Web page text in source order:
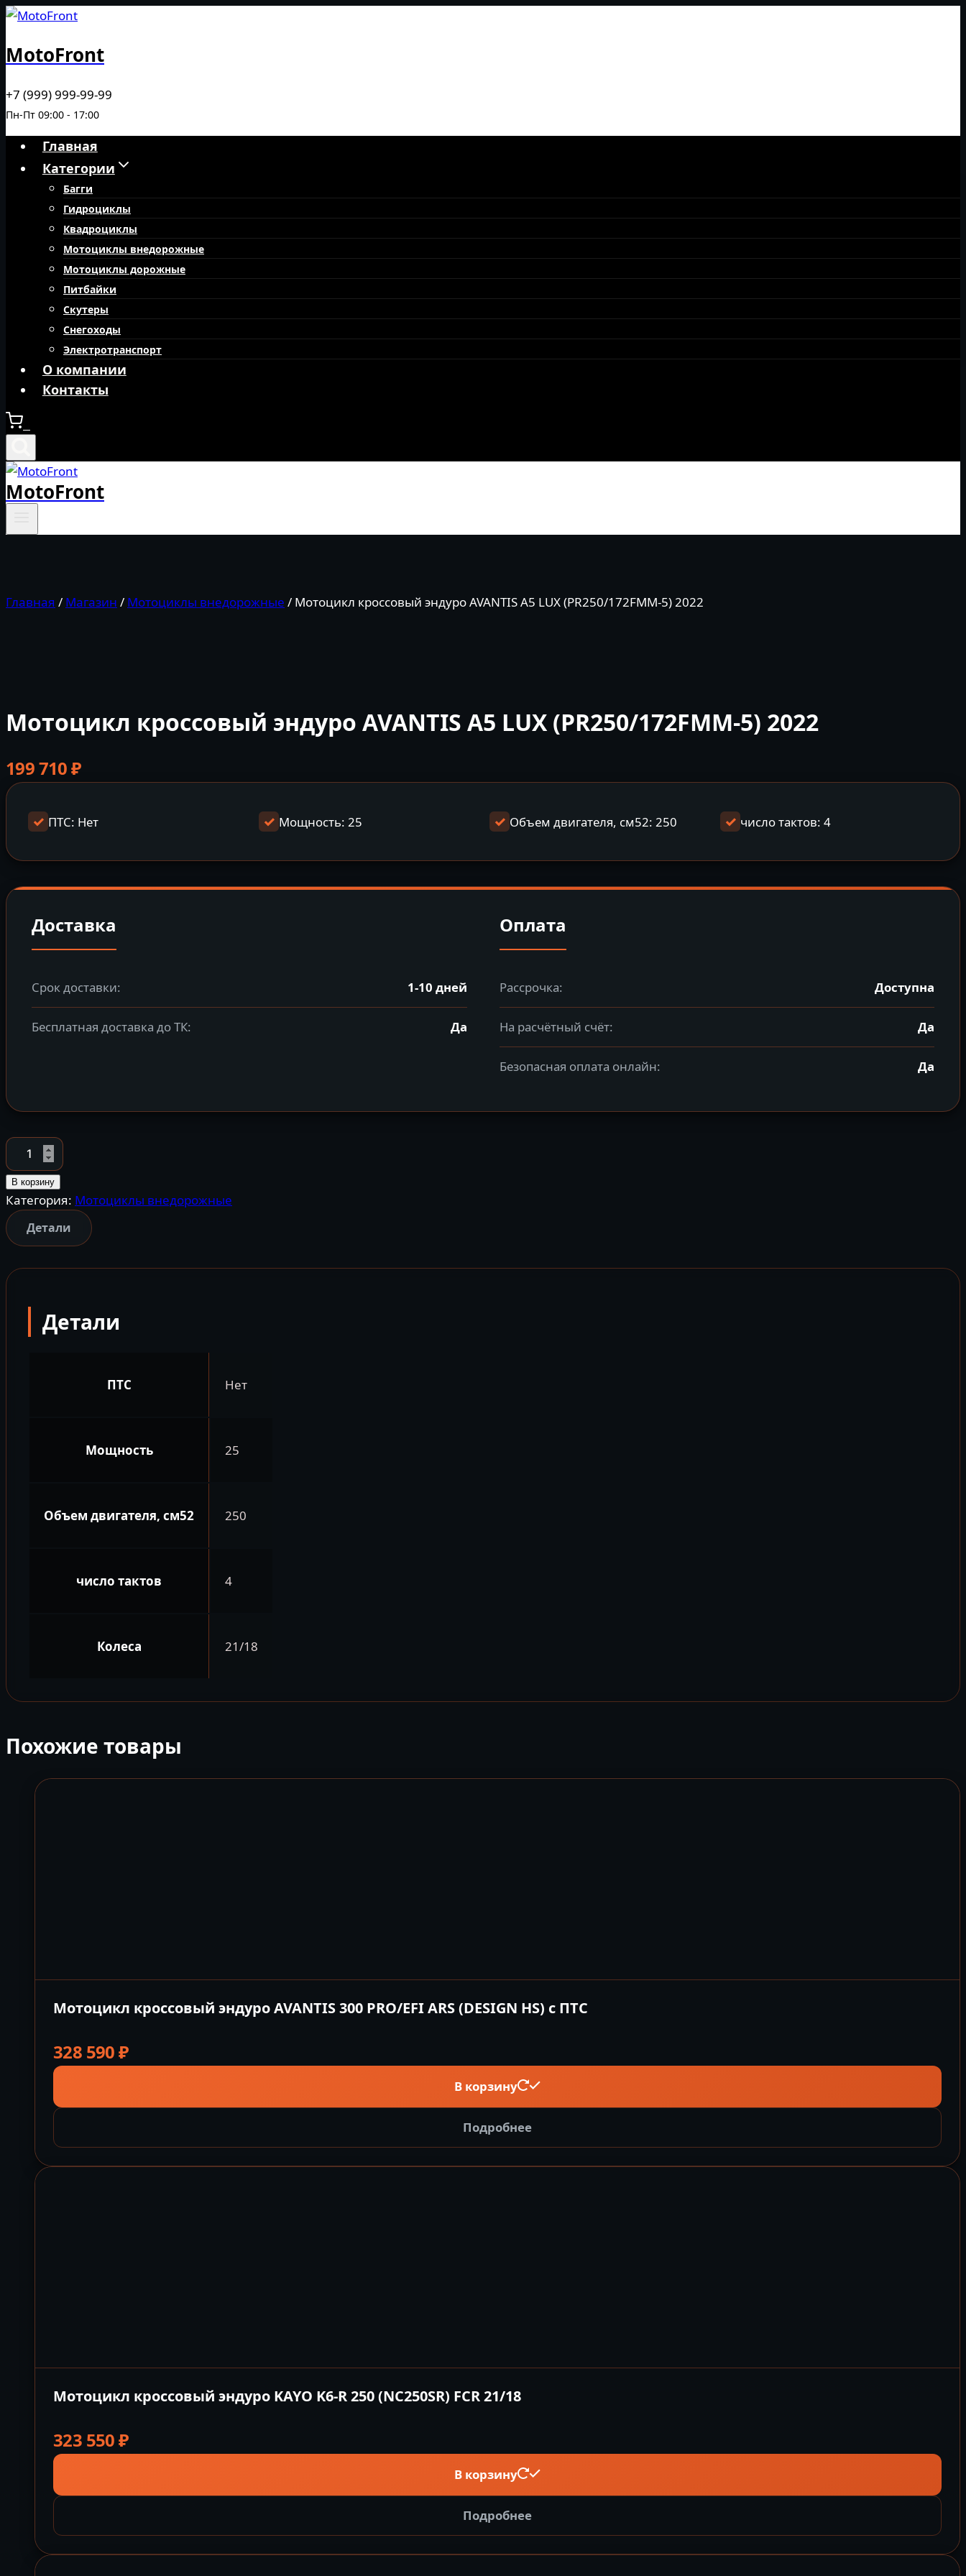
Перейти
содержимому
MotoFront
+7 (999) 999-99-99
Пн-Пт 09:00 - 17:00
Главная
Категории
Багги
Гидроциклы
Квадроциклы
Мотоциклы внедорожные
Мотоциклы дорожные
Питбайки
Скутеры
Снегоходы
Электротранспорт
О компании
Контакты
MotoFront
Главная / Магазин / Мотоциклы внедорожные / Мотоцикл кроссовый эндуро AVANTIS A5 LUX (PR250/172FMM-5) 2022
Мотоцикл кроссовый эндуро AVANTIS A5 LUX (PR250/172FMM-5) 2022
199 710₽
ПТС: Нет Мощность: 25 Объем двигателя, см52: 250 число тактов: 4
Доставка
Срок доставки: 1-10 дней
Бесплатная доставка до ТК: Да
Оплата
Рассрочка: Доступна
На расчётный счёт: Да
Безопасная оплата онлайн: Да
Количество
товара
Мотоцикл
кроссовый
эндуро
AVANTIS
LUX
2022
В корзину
Категория: Мотоциклы внедорожные
Детали
Детали
ПТС Нет
Мощность 25
Объем двигателя, см52 250
число тактов 4
Колеса 21/18
Похожие товары
Мотоцикл кроссовый эндуро AVANTIS 300 PRO/EFI ARS (DESIGN HS) с ПТС
328 590₽
В корзину
Подробнее
Мотоцикл кроссовый эндуро KAYO K6-R 250 (NC250SR) FCR 21/18
323 550₽
В корзину
Подробнее